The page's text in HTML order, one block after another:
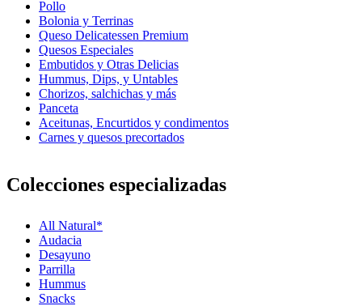
Pollo
Bolonia y Terrinas
Queso Delicatessen Premium
Quesos Especiales
Embutidos y Otras Delicias
Hummus, Dips, y Untables
Chorizos, salchichas y más
Panceta
Aceitunas, Encurtidos y condimentos
Carnes y quesos precortados
Colecciones especializadas
All Natural*
Audacia
Desayuno
Parrilla
Hummus
Snacks